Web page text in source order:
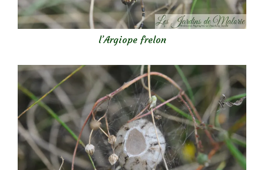
l’Argiope frelon